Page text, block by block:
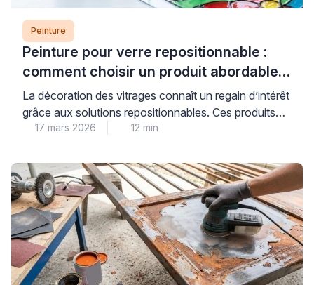
Peinture
Peinture pour verre repositionnable :
comment choisir un produit abordable
et de qualité
La décoration des vitrages connaît un regain d’intérêt
grâce aux solutions repositionnables. Ces produits
permettent de personnaliser fenêtres et miroirs sans
recherchent des alternatives économiques aux
vitraux traditionnels. Les peintures pour verre offrent
cette flexibilité tout en préservant la luminosité
naturelle. Cependant, le choix du bon produit
nécessite une compréhension des […]
17 mars 2026 12 min